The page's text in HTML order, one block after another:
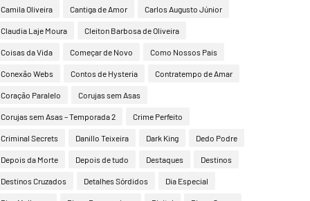
Camila Oliveira Cantiga de Amor Carlos Augusto Júnior
Claudia Laje Moura Cleiton Barbosa de Oliveira
Coisas da Vida Começar de Novo Como Nossos Pais
Conexão Webs Contos de Hysteria Contratempo de Amar
Coração Paralelo Corujas sem Asas
Corujas sem Asas – Temporada 2 Crime Perfeito
Criminal Secrets Danillo Teixeira Dark King Dedo Podre
Depois da Morte Depois de tudo Destaques Destinos
Destinos Cruzados Detalhes Sórdidos Dia Especial